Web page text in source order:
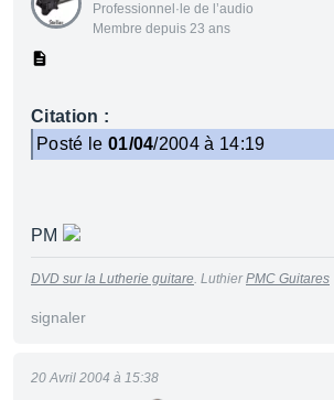
Professionnel·le de l’audio
Membre depuis 23 ans
Citation :
Posté le 01/04/2004 à 14:19
PM
DVD sur la Lutherie guitare. LuthierPMC Guitares
signaler
20 Avril 2004 à 15:38